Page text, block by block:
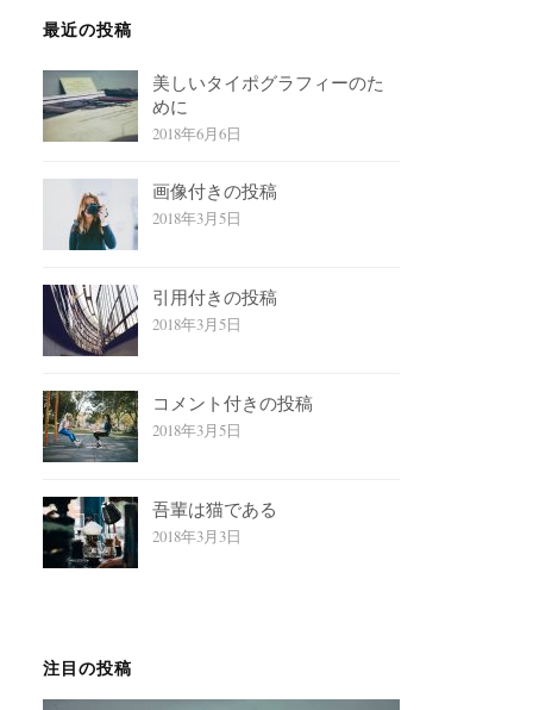
最近の投稿
美しいタイポグラフィーのた
めに
2018年6月6日
画像付きの投稿
2018年3月5日
引用付きの投稿
2018年3月5日
コメント付きの投稿
2018年3月5日
吾輩は猫である
2018年3月3日
注目の投稿